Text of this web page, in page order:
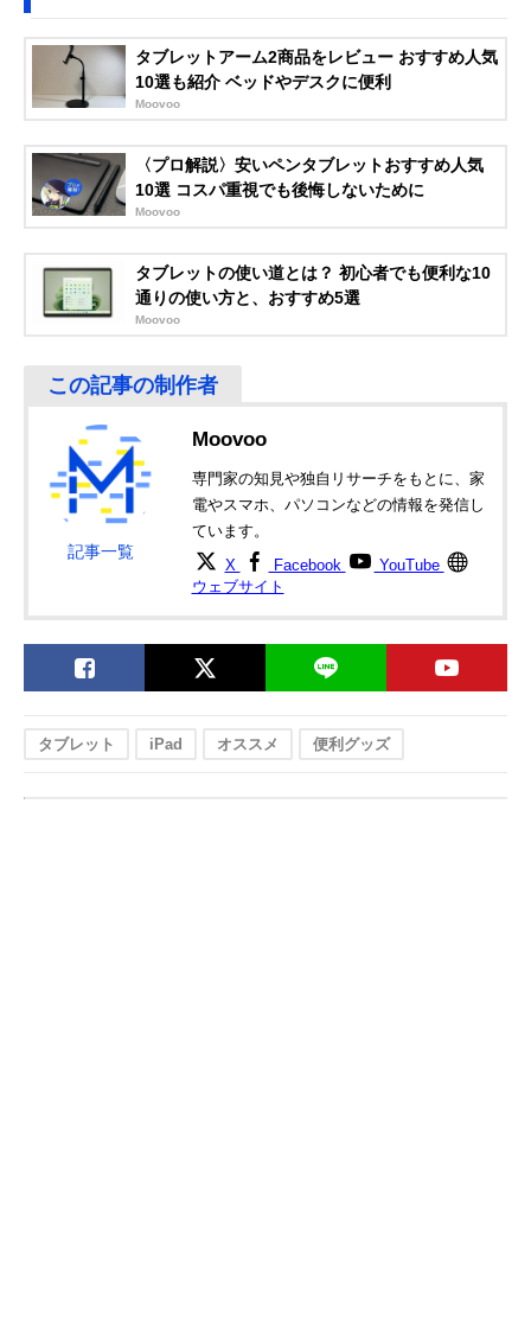
2nd Gen
ら選べる
Amazonで見る
エレコム
ットスタンド
TBWDSZARMBE
DBK
寝ながらタブレッ
ポールマウントス
タンド タブレット
BMA-100TB
スタンド
(ELECOM)
タブレット用スタ
置スタンド TB-
タブレットアーム2商品をレビュー おすすめ人気
10選も紹介 ベッドやデスクに便利
Moovoo
〈プロ解説〉安いペンタブレットおすすめ人気
10選 コスパ重視でも後悔しないために
Moovoo
タブレットの使い道とは？ 初心者でも便利な10
通りの使い方と、おすすめ5選
Moovoo
記事一覧
Moovoo
専門家の知見や独自リサーチをもとに、家
電やスマホ、パソコンなどの情報を発信し
ています。
X Facebook
YouTube
ウェブサイト
タブレット iPad オススメ 便利グッズ